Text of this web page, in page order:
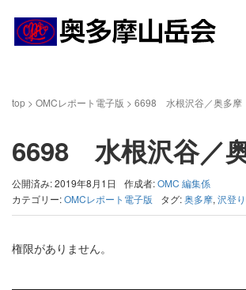
top > OMCレポート電子版 > 6698 水根沢谷／奥多摩
6698 水根沢谷／
公開済み: 2019年8月1日 作成者:OMC 編集係
カテゴリー:OMCレポート電子版 タグ:奥多摩, 沢登り
権限がありません。